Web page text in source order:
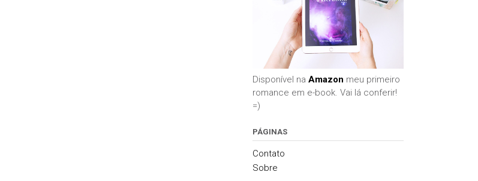
Disponível na Amazon meu primeiro
romance em e-book. Vai lá conferir!
=)
PÁGINAS
Contato
Sobre